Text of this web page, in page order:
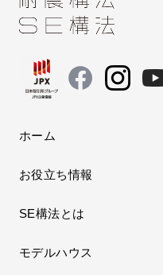
ホーム
お役立ち情報
SE構法とは
モデルハウス